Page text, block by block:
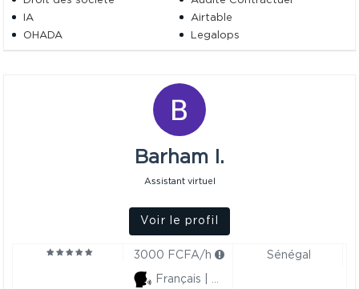
IA
Airtable
OHADA
Legalops
IA Juridique
Conformité Juridique
Barham I.
Assistant virtuel
Voir le profil
3000 FCFA/h Sénégal
Français | Anglais